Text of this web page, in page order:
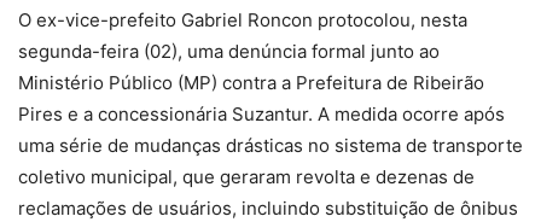
O ex-vice-prefeito Gabriel Roncon protocolou, nesta
segunda-feira (02), uma denúncia formal junto ao
Ministério Público (MP) contra a Prefeitura de Ribeirão
Pires e a concessionária Suzantur. A medida ocorre após
uma série de mudanças drásticas no sistema de transporte
coletivo municipal, que geraram revolta e dezenas de
reclamações de usuários, incluindo substituição de ônibus